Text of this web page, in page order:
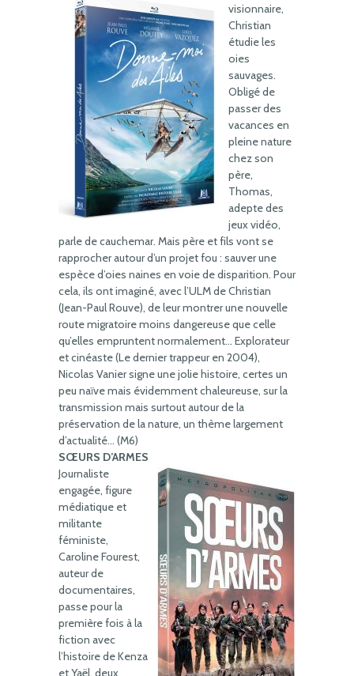
visionnaire,
Christian
étudie les
oies
sauvages.
Obligé de
passer des
vacances en
pleine nature
chez son
père,
Thomas,
adepte des
jeux vidéo,
parle de cauchemar. Mais père et fils vont se
rapprocher autour d’un projet fou : sauver une
espèce d’oies naines en voie de disparition. Pour
cela, ils ont imaginé, avec l’ULM de Christian
(Jean-Paul Rouve), de leur montrer une nouvelle
route migratoire moins dangereuse que celle
qu’elles empruntent normalement… Explorateur
et cinéaste (Le dernier trappeur en 2004),
Nicolas Vanier signe une jolie histoire, certes un
peu naïve mais évidemment chaleureuse, sur la
transmission mais surtout autour de la
préservation de la nature, un thème largement
d’actualité… (M6)
SŒURS D’ARMES
Journaliste
engagée, figure
médiatique et
militante
féministe,
Caroline Fourest,
auteur de
documentaires,
passe pour la
première fois à la
fiction avec
l’histoire de Kenza
et Yaël, deux